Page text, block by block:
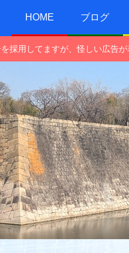
HOME ブログ
採用してますが、怪しい広告